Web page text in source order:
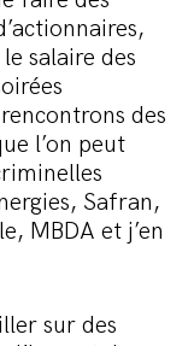
salaire des
des
l’on peut
Safran,
MBDA et j’en
sur des